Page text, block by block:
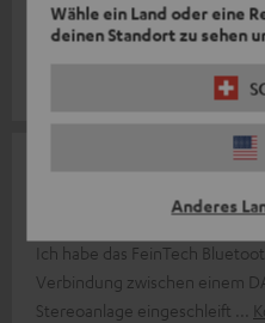
Wähle ein Land oder eine
deinen Standort zu sehen
Anderes
Super Qualität, gerne wieder
Ich habe das FeinTech
Verbindung zwischen einem
Stereoanlage eingeschleift